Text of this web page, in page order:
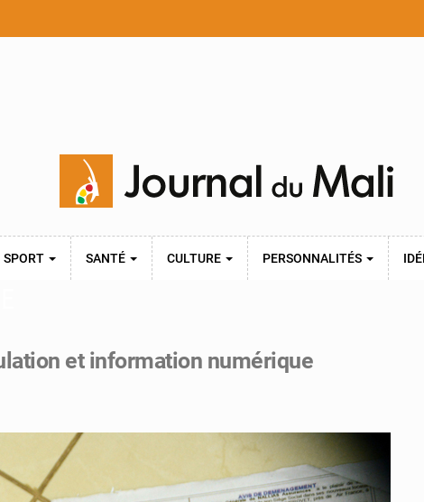
SPORT SANTÉ CULTURE PERSONNALITÉS
et information numérique